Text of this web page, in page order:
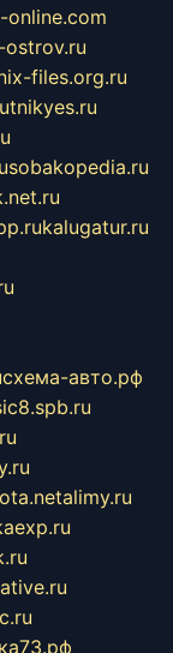
online.com
files.org.ru
sobakopedia.ru
kalugatur.ru
схема-авто.рф
alimy.ru